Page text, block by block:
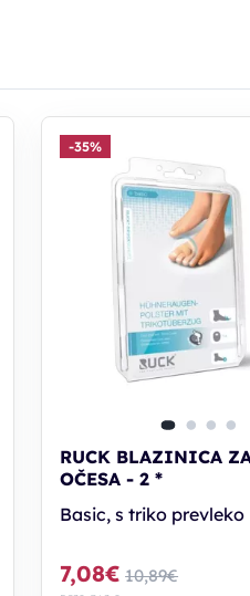
-35%
RUCK BLAZINICA
OČESA - 2 *
Basic, s triko prevleko
7,08€ 10,89€